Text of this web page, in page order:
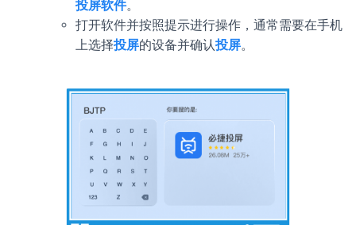
投屏软件。
打开软件并按照提示进行操作，通常需要在手机
上选择投屏的设备并确认投屏。